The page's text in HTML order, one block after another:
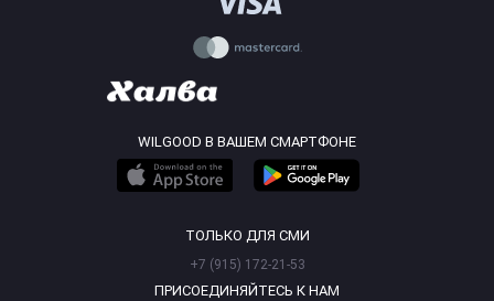
WILGOOD В ВАШЕМ СМАРТФОНЕ
ТОЛЬКО ДЛЯ СМИ
+7 (915) 172-21-53
ПРИСОЕДИНЯЙТЕСЬ К НАМ